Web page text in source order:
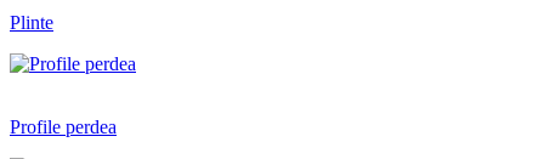
Plinte
Profile perdea